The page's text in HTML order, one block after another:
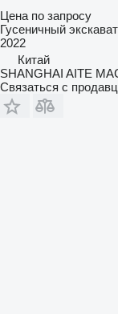
Цена по запросу
Гусеничный
2022
Китай
SHANGHAI AITE
Связаться с